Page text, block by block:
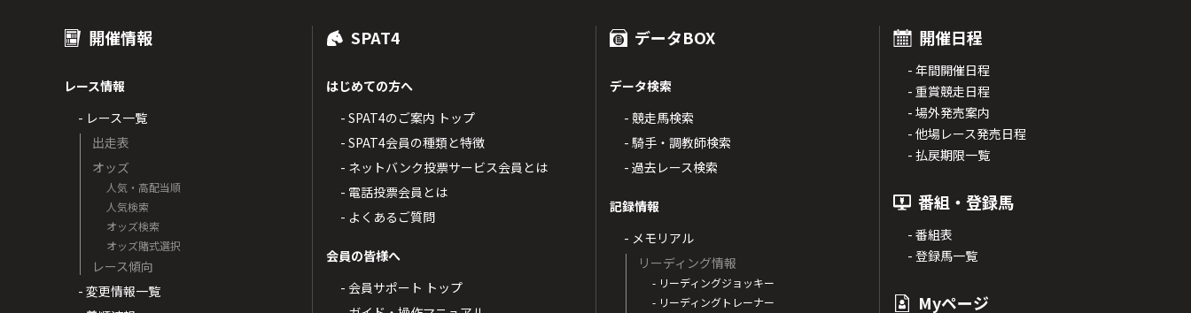
開催情報
レース情報
- レース一覧
出走表
オッズ
人気・高配当順
人気検索
オッズ検索
オッズ賭式選択
レース傾向
- 変更情報一覧
SPAT4
はじめての方へ
- SPAT4のご案内 トップ
- SPAT4会員の種類と特徴
- ネットバンク投票サービス会員とは
- 電話投票会員とは
- よくあるご質問
会員の皆様へ
- 会員サポート トップ
データBOX
データ検索
- 競走馬検索
- 騎手・調教師検索
- 過去レース検索
記録情報
- メモリアル
リーディング情報
- リーディングジョッキー
- リーディングトレーナー
開催日程
- 年間開催日程
- 重賞競走日程
- 場外発売案内
- 他場レース発売日程
- 払戻期限一覧
番組・登録馬
- 番組表
- 登録馬一覧
Myページ